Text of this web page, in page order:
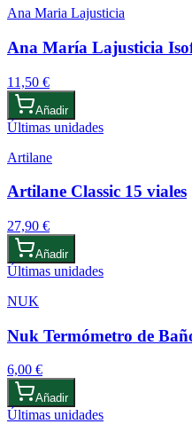
Ana Maria Lajusticia
Ana María Lajusticia
11,50 €
Añadir
Últimas unidades
Artilane
Artilane Classic 15 viales
27,90 €
Añadir
Últimas unidades
NUK
Nuk Termómetro de
6,00 €
Añadir
Últimas unidades